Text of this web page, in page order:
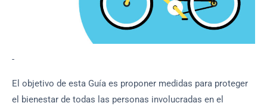
-
El objetivo de esta Guía es proponer medidas para proteger
el bienestar de todas las personas involucradas en el